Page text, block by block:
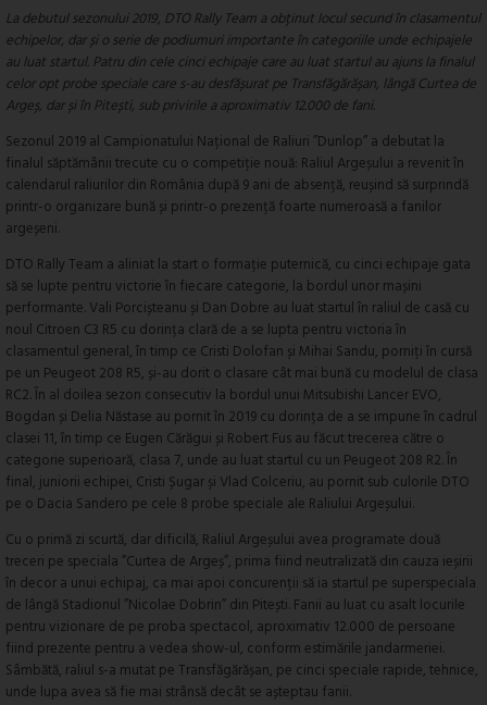
La debutul sezonului 2019, DTO Rally Team a obținut locul secund în clasamentul
echipelor, dar și o serie de podiumuri importante în categoriile unde echipajele
au luat startul. Patru din cele cinci echipaje care au luat startul au ajuns la finalul
celor opt probe speciale care s-au desfășurat pe Transfăgărășan, lângă Curtea de
Argeș, dar și în Pitești, sub privirile a aproximativ 12.000 de fani.
Sezonul 2019 al Campionatului Național de Raliuri ”Dunlop” a debutat la
finalul săptămânii trecute cu o competiție nouă: Raliul Argeșului a revenit în
calendarul raliurilor din România după 9 ani de absență, reușind să surprindă
printr-o organizare bună și printr-o prezență foarte numeroasă a fanilor
argeșeni.
DTO Rally Team a aliniat la start o formație puternică, cu cinci echipaje gata
să se lupte pentru victorie în fiecare categorie, la bordul unor mașini
performante. Vali Porcișteanu și Dan Dobre au luat startul în raliul de casă cu
noul Citroen C3 R5 cu dorința clară de a se lupta pentru victoria în
clasamentul general, în timp ce Cristi Dolofan și Mihai Sandu, porniți în cursă
pe un Peugeot 208 R5, și-au dorit o clasare cât mai bună cu modelul de clasa
RC2. În al doilea sezon consecutiv la bordul unui Mitsubishi Lancer EVO,
Bogdan și Delia Năstase au pornit în 2019 cu dorința de a se impune în cadrul
clasei 11, în timp ce Eugen Cărăgui și Robert Fus au făcut trecerea către o
categorie superioară, clasa 7, unde au luat startul cu un Peugeot 208 R2. În
final, juniorii echipei, Cristi Șugar și Vlad Colceriu, au pornit sub culorile DTO
pe o Dacia Sandero pe cele 8 probe speciale ale Raliului Argeșului.
Cu o primă zi scurtă, dar dificilă, Raliul Argeșului avea programate două
treceri pe speciala ”Curtea de Argeș”, prima fiind neutralizată din cauza ieșirii
în decor a unui echipaj, ca mai apoi concurenții să ia startul pe superspeciala
de lângă Stadionul ”Nicolae Dobrin” din Pitești. Fanii au luat cu asalt locurile
pentru vizionare de pe proba spectacol, aproximativ 12.000 de persoane
fiind prezente pentru a vedea show-ul, conform estimările jandarmeriei.
Sâmbătă, raliul s-a mutat pe Transfăgărășan, pe cinci speciale rapide, tehnice,
unde lupa avea să fie mai strânsă decât se așteptau fanii.